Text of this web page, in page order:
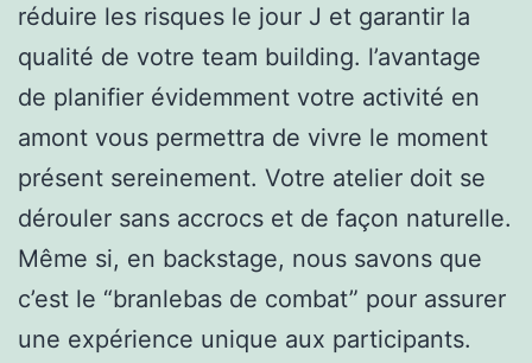
réduire les risques le jour J et garantir la
qualité de votre team building. l’avantage
de planifier évidemment votre activité en
amont vous permettra de vivre le moment
présent sereinement. Votre atelier doit se
dérouler sans accrocs et de façon naturelle.
Même si, en backstage, nous savons que
c’est le “branlebas de combat” pour assurer
une expérience unique aux participants.